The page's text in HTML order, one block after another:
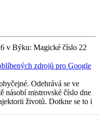
v Býku: Magické číslo 22
zdrojů pro Google
Odehrává se ve
násobí mistrovské číslo dne
životů. Dotkne se to i